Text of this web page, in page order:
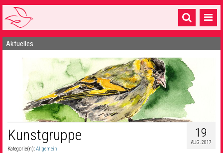
Startseite
16 Gemeinden & mehr
Gottesdienste & Sinnsuche
Gemeinschaft & Soziales
Aktuelles
19
AUG. 2017
Kunstgruppe
Kategorie(n):Allgemein